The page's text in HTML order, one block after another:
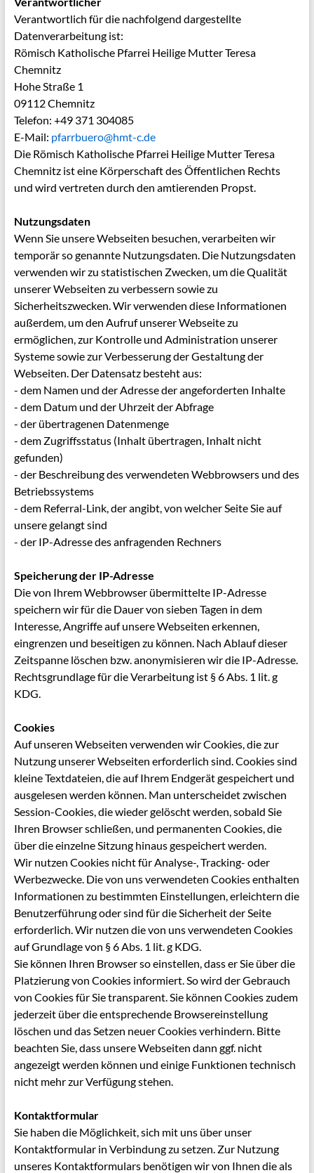
Verantwortlich für die nachfolgend dargestellte
Datenverarbeitung ist:
Römisch Katholische Pfarrei Heilige Mutter Teresa
Chemnitz
Hohe Straße 1
09112 Chemnitz
Telefon: +49 371 304085
E-Mail: pfarrbuero@hmt-c.de
Die Römisch Katholische Pfarrei Heilige Mutter Teresa
Chemnitz ist eine Körperschaft des Öffentlichen Rechts
und wird vertreten durch den amtierenden Propst.
Nutzungsdaten
Wenn Sie unsere Webseiten besuchen, verarbeiten wir
temporär so genannte Nutzungsdaten. Die Nutzungsdaten
verwenden wir zu statistischen Zwecken, um die Qualität
unserer Webseiten zu verbessern sowie zu
Sicherheitszwecken. Wir verwenden diese Informationen
außerdem, um den Aufruf unserer Webseite zu
ermöglichen, zur Kontrolle und Administration unserer
Systeme sowie zur Verbesserung der Gestaltung der
Webseiten. Der Datensatz besteht aus:
- dem Namen und der Adresse der angeforderten Inhalte
- dem Datum und der Uhrzeit der Abfrage
- der übertragenen Datenmenge
- dem Zugriffsstatus (Inhalt übertragen, Inhalt nicht
gefunden)
- der Beschreibung des verwendeten Webbrowsers und des
Betriebssystems
- dem Referral-Link, der angibt, von welcher Seite Sie auf
unsere gelangt sind
- der IP-Adresse des anfragenden Rechners
Speicherung der IP-Adresse
Die von Ihrem Webbrowser übermittelte IP-Adresse
speichern wir für die Dauer von sieben Tagen in dem
Interesse, Angriffe auf unsere Webseiten erkennen,
eingrenzen und beseitigen zu können. Nach Ablauf dieser
Zeitspanne löschen bzw. anonymisieren wir die IP-Adresse.
Rechtsgrundlage für die Verarbeitung ist § 6 Abs. 1 lit. g
KDG.
Cookies
Auf unseren Webseiten verwenden wir Cookies, die zur
Nutzung unserer Webseiten erforderlich sind. Cookies sind
kleine Textdateien, die auf Ihrem Endgerät gespeichert und
ausgelesen werden können. Man unterscheidet zwischen
Session-Cookies, die wieder gelöscht werden, sobald Sie
Ihren Browser schließen, und permanenten Cookies, die
über die einzelne Sitzung hinaus gespeichert werden.
Wir nutzen Cookies nicht für Analyse-, Tracking- oder
Werbezwecke. Die von uns verwendeten Cookies enthalten
Informationen zu bestimmten Einstellungen, erleichtern die
Benutzerführung oder sind für die Sicherheit der Seite
erforderlich. Wir nutzen die von uns verwendeten Cookies
auf Grundlage von § 6 Abs. 1 lit. g KDG.
Sie können Ihren Browser so einstellen, dass er Sie über die
Platzierung von Cookies informiert. So wird der Gebrauch
von Cookies für Sie transparent. Sie können Cookies zudem
jederzeit über die entsprechende Browsereinstellung
löschen und das Setzen neuer Cookies verhindern. Bitte
beachten Sie, dass unsere Webseiten dann ggf. nicht
angezeigt werden können und einige Funktionen technisch
nicht mehr zur Verfügung stehen.
Kontaktformular
Sie haben die Möglichkeit, sich mit uns über unser
Kontaktformular in Verbindung zu setzen. Zur Nutzung
unseres Kontaktformulars benötigen wir von Ihnen die als